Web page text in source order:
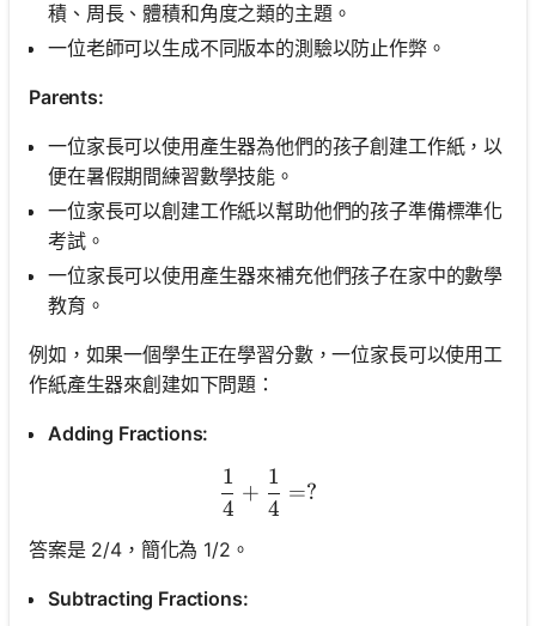
積、周長、體積和角度之類的主題。
一位老師可以生成不同版本的測驗以防止作弊。
Parents:
一位家長可以使用產生器為他們的孩子創建工作紙，以
便在暑假期間練習數學技能。
一位家長可以創建工作紙以幫助他們的孩子準備標準化
考試。
一位家長可以使用產生器來補充他們孩子在家中的數學
教育。
例如，如果一個學生正在學習分數，一位家長可以使用工
作紙產生器來創建如下問題：
Adding Fractions:
\frac{1}{4} + \frac{1}{4}
4
1
+
4
1
=?
答案是 2/4，簡化為 1/2。
Subtracting Fractions: